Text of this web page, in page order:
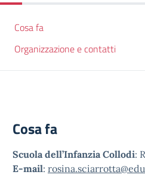
Cosa fa
Organizzazione e contatti
Cosa fa
Scuola dell’Infanzia Collodi:
E-mail: